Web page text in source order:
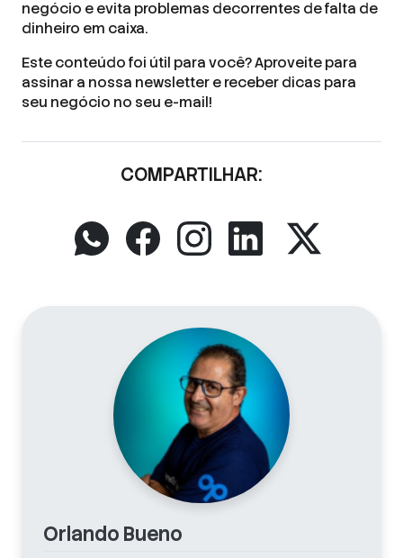
negócio e evita problemas decorrentes de falta de
dinheiro em caixa.
Este conteúdo foi útil para você? Aproveite para
assinar a nossa newsletter e receber dicas para
seu negócio no seu e-mail!
COMPARTILHAR:
Orlando Bueno